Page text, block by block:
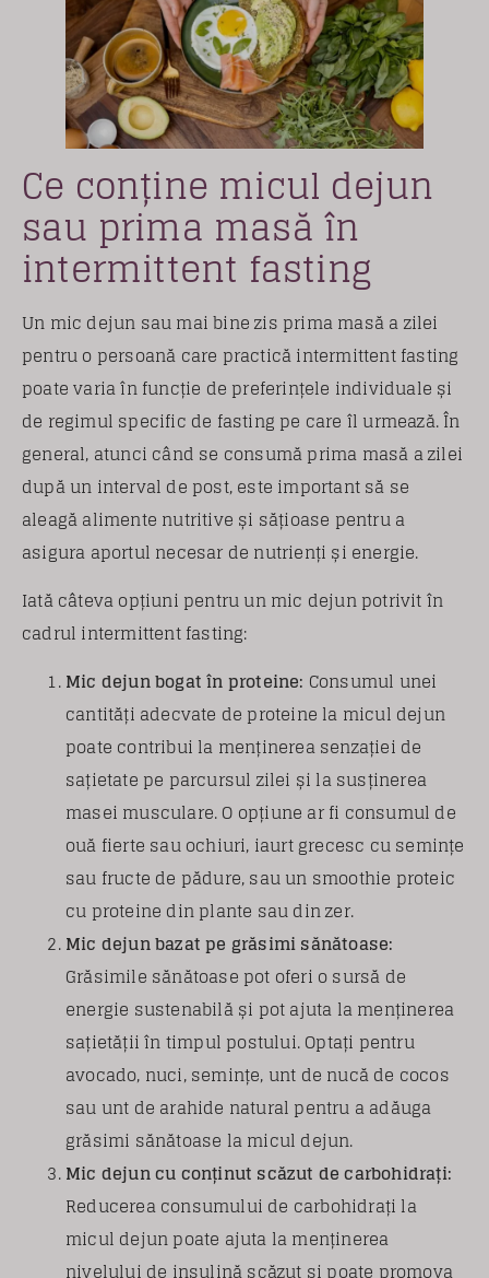
Ce conține micul dejun
sau prima masă în
intermittent fasting
Un mic dejun sau mai bine zis prima masă a zilei
pentru o persoană care practică intermittent fasting
poate varia în funcție de preferințele individuale și
de regimul specific de fasting pe care îl urmează. În
general, atunci când se consumă prima masă a zilei
după un interval de post, este important să se
aleagă alimente nutritive și sățioase pentru a
asigura aportul necesar de nutrienți și energie.
Iată câteva opțiuni pentru un mic dejun potrivit în
cadrul intermittent fasting:
Mic dejun bogat în proteine: Consumul unei
cantități adecvate de proteine la micul dejun
poate contribui la menținerea senzației de
sațietate pe parcursul zilei și la susținerea
masei musculare. O opțiune ar fi consumul de
ouă fierte sau ochiuri, iaurt grecesc cu semințe
sau fructe de pădure, sau un smoothie proteic
cu proteine din plante sau din zer.
Mic dejun bazat pe grăsimi sănătoase:
Grăsimile sănătoase pot oferi o sursă de
energie sustenabilă și pot ajuta la menținerea
sațietății în timpul postului. Optați pentru
avocado, nuci, semințe, unt de nucă de cocos
sau unt de arahide natural pentru a adăuga
grăsimi sănătoase la micul dejun.
Mic dejun cu conținut scăzut de carbohidrați:
Reducerea consumului de carbohidrați la
micul dejun poate ajuta la menținerea